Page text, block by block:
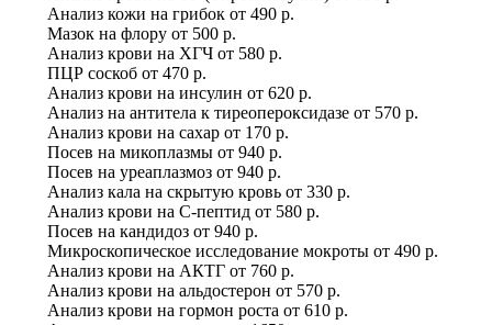
Анализ кожи на грибок от 490 р.
Мазок на флору от 500 р.
Анализ крови на ХГЧ от 580 р.
ПЦР соскоб от 470 р.
Анализ крови на инсулин от 620 р.
Анализ на антитела к тиреопероксидазе от 570 р.
Анализ крови на сахар от 170 р.
Посев на микоплазмы от 940 р.
Посев на уреаплазмоз от 940 р.
Анализ кала на скрытую кровь от 330 р.
Анализ крови на С-пептид от 580 р.
Посев на кандидоз от 940 р.
Микроскопическое исследование мокроты от 490 р.
Анализ крови на АКТГ от 760 р.
Анализ крови на альдостерон от 570 р.
Анализ крови на гормон роста от 610 р.